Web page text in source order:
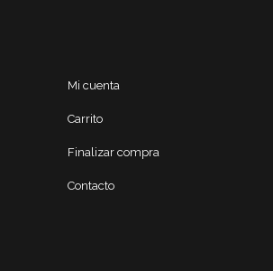
Mi cuenta
Carrito
Finalizar compra
Contacto